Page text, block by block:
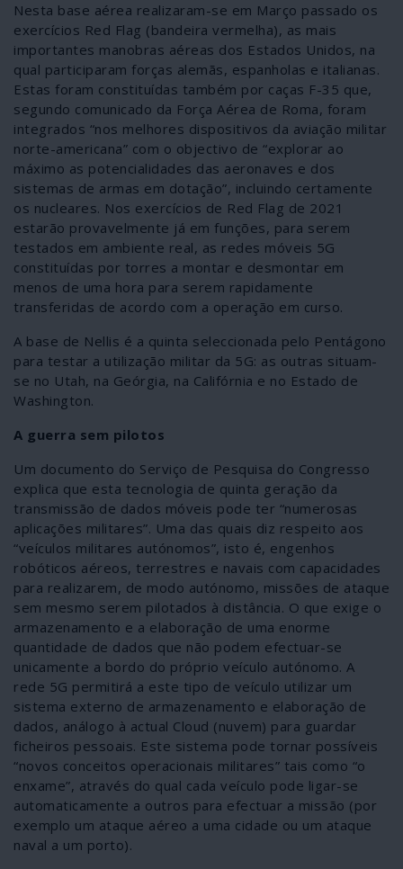
Nesta base aérea realizaram-se em Março passado os
exercícios Red Flag (bandeira vermelha), as mais
importantes manobras aéreas dos Estados Unidos, na
qual participaram forças alemãs, espanholas e italianas.
Estas foram constituídas também por caças F-35 que,
segundo comunicado da Força Aérea de Roma, foram
integrados “nos melhores dispositivos da aviação militar
norte-americana” com o objectivo de “explorar ao
máximo as potencialidades das aeronaves e dos
sistemas de armas em dotação”, incluindo certamente
os nucleares. Nos exercícios de Red Flag de 2021
estarão provavelmente já em funções, para serem
testados em ambiente real, as redes móveis 5G
constituídas por torres a montar e desmontar em
menos de uma hora para serem rapidamente
transferidas de acordo com a operação em curso.
A base de Nellis é a quinta seleccionada pelo Pentágono
para testar a utilização militar da 5G: as outras situam-
se no Utah, na Geórgia, na Califórnia e no Estado de
Washington.
A guerra sem pilotos
Um documento do Serviço de Pesquisa do Congresso
explica que esta tecnologia de quinta geração da
transmissão de dados móveis pode ter “numerosas
aplicações militares”. Uma das quais diz respeito aos
“veículos militares autónomos”, isto é, engenhos
robóticos aéreos, terrestres e navais com capacidades
para realizarem, de modo autónomo, missões de ataque
sem mesmo serem pilotados à distância. O que exige o
armazenamento e a elaboração de uma enorme
quantidade de dados que não podem efectuar-se
unicamente a bordo do próprio veículo autónomo. A
rede 5G permitirá a este tipo de veículo utilizar um
sistema externo de armazenamento e elaboração de
dados, análogo à actual Cloud (nuvem) para guardar
ficheiros pessoais. Este sistema pode tornar possíveis
“novos conceitos operacionais militares” tais como “o
enxame”, através do qual cada veículo pode ligar-se
automaticamente a outros para efectuar a missão (por
exemplo um ataque aéreo a uma cidade ou um ataque
naval a um porto).